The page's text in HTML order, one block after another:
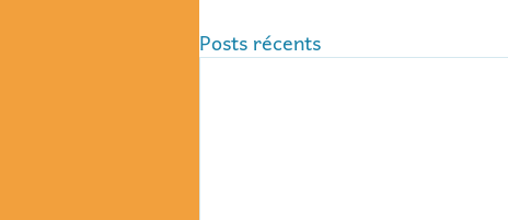
Posts récents